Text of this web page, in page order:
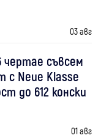
03 авг
чертае съвсем
с Neue Klasse
до 612 конски
01 авг